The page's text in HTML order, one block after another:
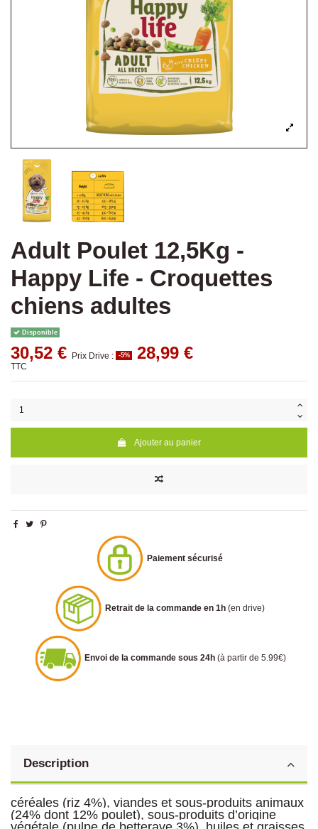
Adult Poulet 12,5Kg -
Happy Life - Croquettes
chiens adultes
Disponible
30,52 € Prix Drive : -5% 28,99 €
TTC
Ajouter au panier
Paiement sécurisé
Retrait de la commande en 1h (en drive)
Envoi de la commande sous 24h (à partir de 5.99€)
Description
céréales (riz 4%), viandes et sous-produits animaux
(24% dont 12% poulet), sous-produits d’origine